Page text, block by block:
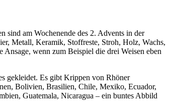
am Wochenende des 2. Advents in der
Metall, Keramik, Stoffreste, Stroh, Holz, Wachs,
wenn zum Beispiel die drei Weisen eben
gekleidet. Es gibt Krippen von Rhöner
Bolivien, Brasilien, Chile, Mexiko, Ecuador,
Guatemala, Nicaragua – ein buntes Abbild